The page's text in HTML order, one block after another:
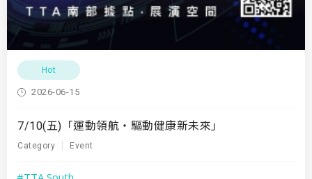
Hot
2026-06-15
7/10(五)「運動領航・驅動健康新未來」
Category Event